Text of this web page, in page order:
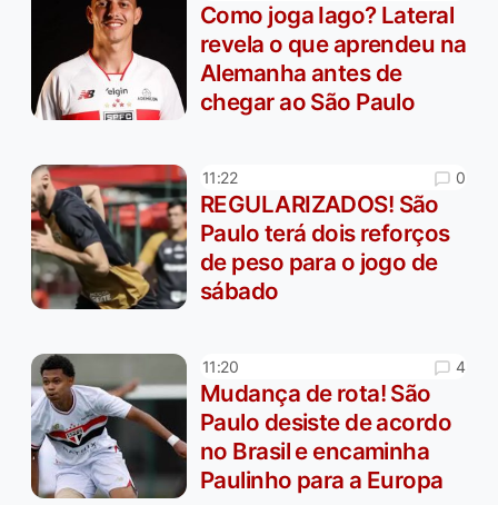
Como joga Iago? Lateral
revela o que aprendeu na
Alemanha antes de
chegar ao São Paulo
11:22 0
REGULARIZADOS! São
Paulo terá dois reforços
de peso para o jogo de
sábado
11:20 4
Mudança de rota! São
Paulo desiste de acordo
no Brasil e encaminha
Paulinho para a Europa